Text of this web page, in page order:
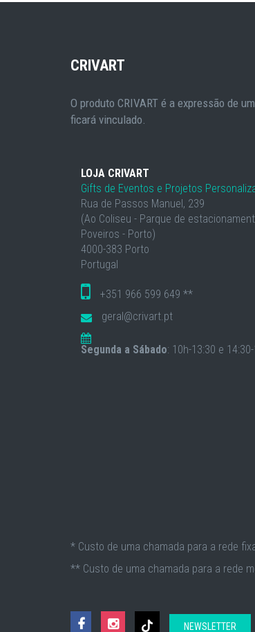
CRIVART
O produto CRIVART é a expressão de
ficará vinculado.
LOJA CRIVART
Gifts de Eventos e Projetos
Rua de Passos Manuel, 239
(Ao Coliseu - Parque de
Poveiros - Porto)
4000-383 Porto
Portugal
+351 966 599 649 **
geral@crivart.pt
Segunda a Sábado: 10h-13:30 e
* Custo de uma chamada para a rede
** Custo de uma chamada para a rede
NEWSLETTER